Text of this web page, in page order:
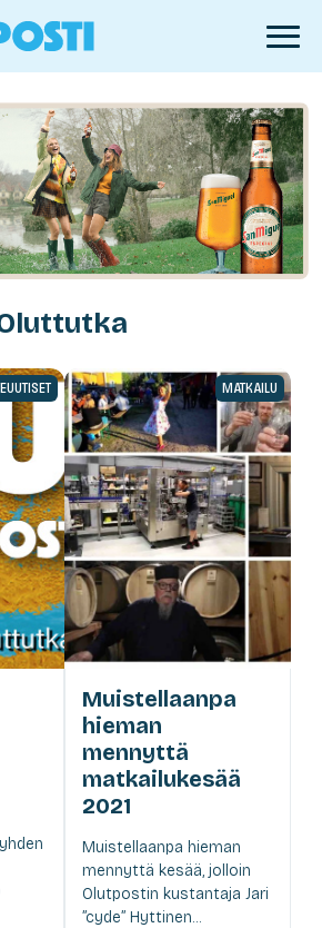
MATKAILU
Muistellaanpa
hieman
mennyttä
matkailukesää
2021
Muistellaanpa hieman
mennyttä kesää, jolloin
Olutpostin kustantaja Jari
”cyde” Hyttinen...